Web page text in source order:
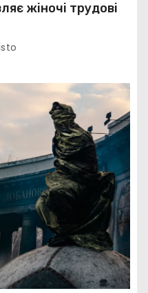
жіночі трудові